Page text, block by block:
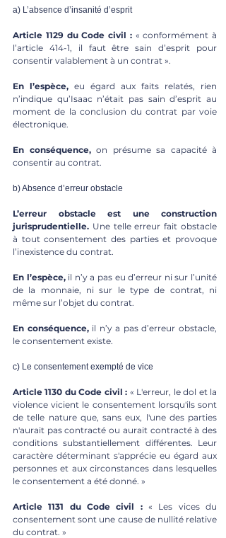
a) L’absence d’insanité d’esprit
Article 1129 du Code civil : « conformément à
l’article 414-1, il faut être sain d’esprit pour
consentir valablement à un contrat ».
En l’espèce, eu égard aux faits relatés, rien
n’indique qu’Isaac n’était pas sain d’esprit au
moment de la conclusion du contrat par voie
électronique.
En conséquence, on présume sa capacité à
consentir au contrat.
b) Absence d’erreur obstacle
L’erreur obstacle est une construction
jurisprudentielle. Une telle erreur fait obstacle
à tout consentement des parties et provoque
l’inexistence du contrat.
En l’espèce, il n’y a pas eu d’erreur ni sur l’unité
de la monnaie, ni sur le type de contrat, ni
même sur l’objet du contrat.
En conséquence, il n’y a pas d’erreur obstacle,
le consentement existe.
c) Le consentement exempté de vice
Article 1130 du Code civil : « L'erreur, le dol et la
violence vicient le consentement lorsqu'ils sont
de telle nature que, sans eux, l'une des parties
n'aurait pas contracté ou aurait contracté à des
conditions substantiellement différentes. Leur
caractère déterminant s'apprécie eu égard aux
personnes et aux circonstances dans lesquelles
le consentement a été donné. »
Article 1131 du Code civil : « Les vices du
consentement sont une cause de nullité relative
du contrat. »